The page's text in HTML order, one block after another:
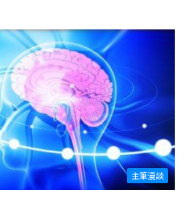
主筆漫談